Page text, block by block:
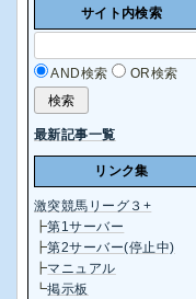
サイト内検索
AND検索 OR検索
最新記事一覧
リンク集
激突競馬リーグ３+
┣第1サーバー
┣第2サーバー(停止中)
┣マニュアル
┗掲示板